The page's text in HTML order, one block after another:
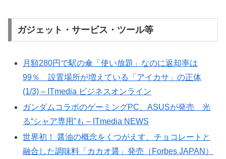
ガジェット・サービス・ツール等
月額280円で駅の傘「使い放題」なのに返却率は
99％ 設置場所が増えている「アイカサ」の正体
(1/3) – ITmedia ビジネスオンライン
ガンダムコラボのゲーミングPC、ASUSが発売 光
る“シャア専用”も – ITmedia NEWS
世界初！ 醤油の概念をくつがえす、チョコレートと
融合した調味料「カカオ醤」発売（Forbes JAPAN）